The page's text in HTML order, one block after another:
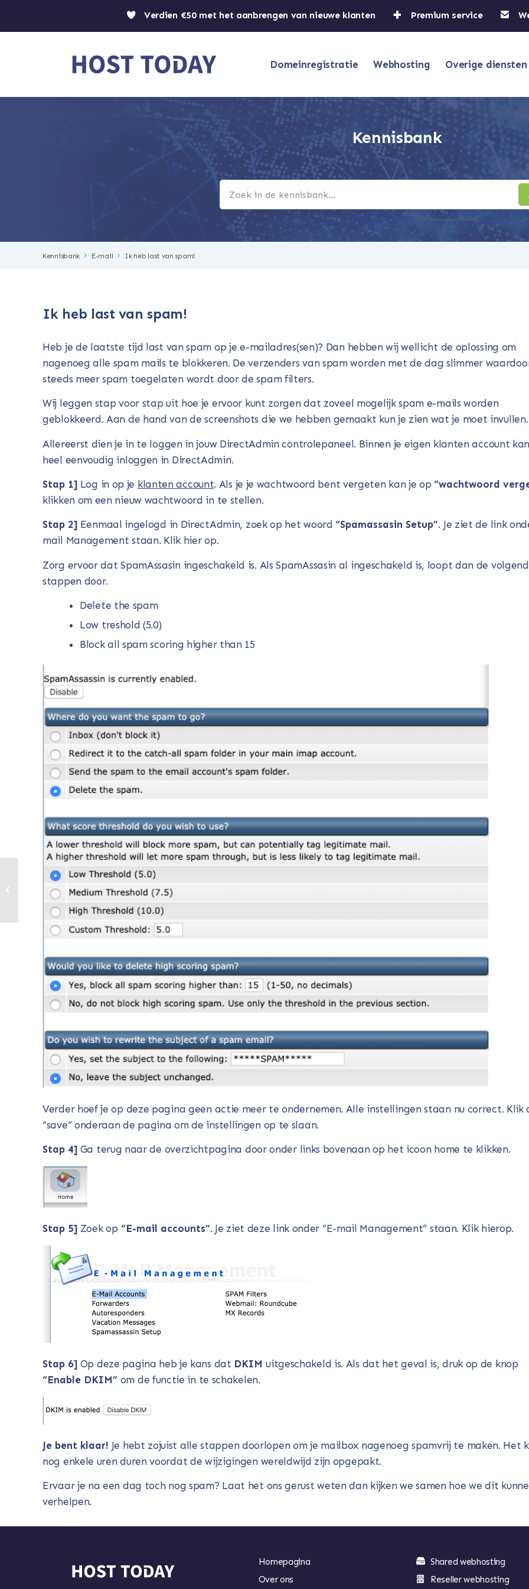
Verdien €50 met het aanbrengen van nieuwe klanten Premium service
Domeinregistratie Webhosting Overige diensten
Kennisbank
Kennisbank E-mail Ik heb last van spam!
Ik heb last van spam!
Heb je de laatste tijd last van spam op je e-mailadres(sen)? Dan hebben wij wellicht de oplossing om
nagenoeg alle spam mails te blokkeren. De verzenders van spam worden met de dag slimmer
steeds meer spam toegelaten wordt door de spam filters.
Wij leggen stap voor stap uit hoe je ervoor kunt zorgen dat zoveel mogelijk spam e-mails worden
geblokkeerd. Aan de hand van de screenshots die we hebben gemaakt kun je zien wat je moet invullen.
Allereerst dien je in te loggen in jouw DirectAdmin controlepaneel. Binnen je eigen klanten account
heel eenvoudig inloggen in DirectAdmin.
Stap 1] Log in op je klanten account. Als je je wachtwoord bent vergeten kan je op“wachtwoord
klikken om een nieuw wachtwoord in te stellen.
Stap 2] Eenmaal ingelogd in DirectAdmin, zoek op het woord“Spamassasin Setup”. Je ziet de link
mail Management staan. Klik hier op.
Zorg ervoor dat SpamAssasin ingeschakeld is. Als SpamAssasin al ingeschakeld is, loopt dan de
stappen door.
Delete the spam
Low treshold (5.0)
Block all spam scoring higher than 15
Verder hoef je op deze pagina geen actie meer te ondernemen. Alle instellingen staan nu correct. Klik
“save” onderaan de pagina om de instellingen op te slaan.
Stap 4] Ga terug naar de overzichtpagina door onder links bovenaan op het icoon home te klikken.
Stap 5] Zoek op “E-mail accounts”. Je ziet deze link onder “E-mail Management” staan. Klik hierop.
Stap 6] Op deze pagina heb je kans dat DKIM uitgeschakeld is. Als dat het geval is, druk op de knop
“Enable DKIM” om de functie in te schakelen.
Je bent klaar! Je hebt zojuist alle stappen doorlopen om je mailbox nagenoeg spamvrij te maken. Het
nog enkele uren duren voordat de wijzigingen wereldwijd zijn opgepakt.
Ervaar je na een dag toch nog spam? Laat het ons gerust weten dan kijken we samen hoe we dit
verhelpen.
Homepagina
Over ons
Shared webhosting
Reseller webhosting
Procedure verhuiscode claimen van
failliet bedrijf